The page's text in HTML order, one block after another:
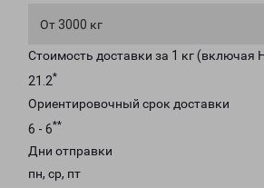
От 3000 кг
Стоимость доставки за 1 кг (включая
21.2*
Ориентировочный срок доставки
6 - 6**
Дни отправки
пн, ср, пт